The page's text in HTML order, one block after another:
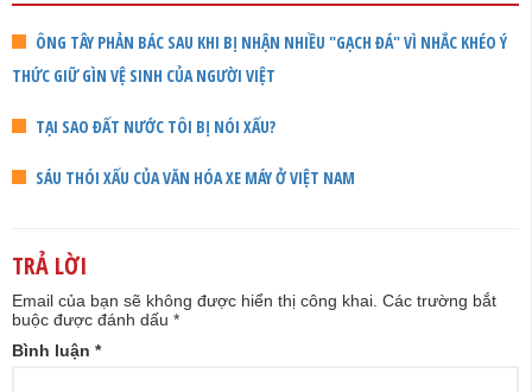
ÔNG TÂY PHẢN BÁC SAU KHI BỊ NHẬN NHIỀU "GẠCH ĐÁ" VÌ NHẮC KHÉO Ý
THỨC GIỮ GÌN VỆ SINH CỦA NGƯỜI VIỆT
TẠI SAO ĐẤT NƯỚC TÔI BỊ NÓI XẤU?
SÁU THÓI XẤU CỦA VĂN HÓA XE MÁY Ở VIỆT NAM
TRẢ LỜI
Email của bạn sẽ không được hiển thị công khai. Các trường bắt
buộc được đánh dấu *
Bình luận *